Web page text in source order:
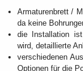
Armaturenbrett /
da keine
die Installation
wird, detaillierte
verschiedenen
Optionen für die